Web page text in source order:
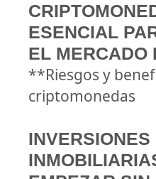
ESENCIAL
EL MERCADO
**Riesgos y
criptomonedas
INVERSIONES